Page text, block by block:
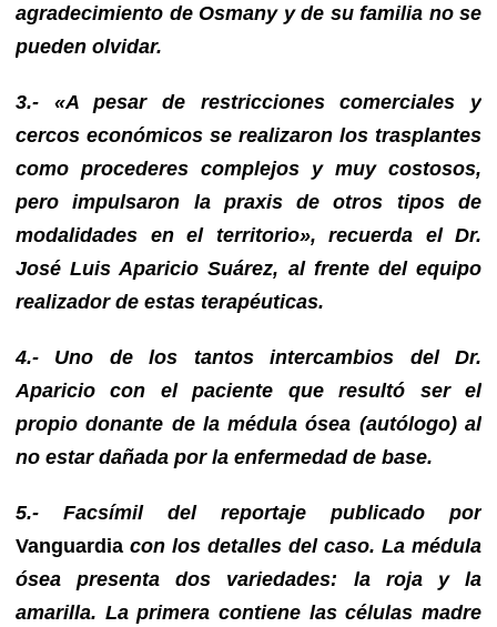
agradecimiento de Osmany y de su familia no se
pueden olvidar.
3.- «A pesar de restricciones comerciales y
cercos económicos se realizaron los trasplantes
como procederes complejos y muy costosos,
pero impulsaron la praxis de otros tipos de
modalidades en el territorio», recuerda el Dr.
José Luis Aparicio Suárez, al frente del equipo
realizador de estas terapéuticas.
4.- Uno de los tantos intercambios del Dr.
Aparicio con el paciente que resultó ser el
propio donante de la médula ósea (autólogo) al
no estar dañada por la enfermedad de base.
5.- Facsímil del reportaje publicado por
Vanguardia con los detalles del caso. La médula
ósea presenta dos variedades: la roja y la
amarilla. La primera contiene las células madre